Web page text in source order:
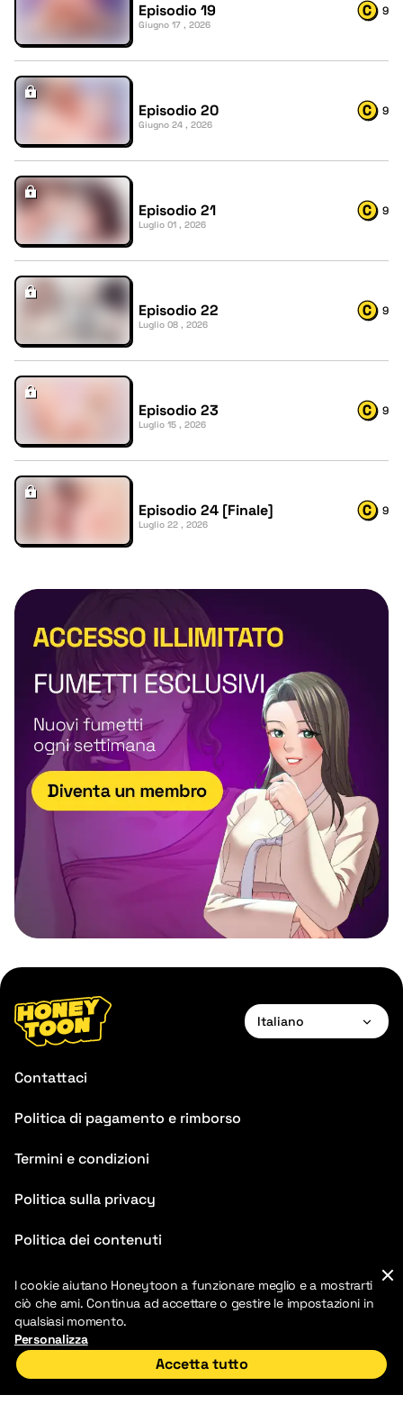
Episodio 19
Giugno 17 , 2026
9
Episodio 20
Giugno 24 , 2026
9
Episodio 21
Luglio 01 , 2026
9
Episodio 22
Luglio 08 , 2026
9
Episodio 23
Luglio 15 , 2026
9
Episodio 24 [Finale]
Luglio 22 , 2026
9
Italiano
Contattaci
Politica di pagamento e rimborso
Termini e condizioni
Politica sulla privacy
Politica dei contenuti
FAQ
Blog
Home Scopri La mia biblioteca
I cookie aiutano Honeytoon a funzionare meglio e a mostrarti
ciò che ami. Continua ad accettare o gestire le impostazioni in
qualsiasi momento.
Personalizza
Accetta tutto